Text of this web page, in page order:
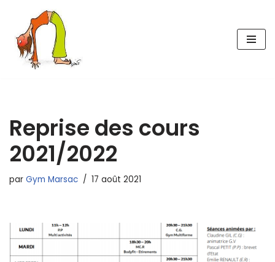
Aller
au
contenu
Reprise des cours
2021/2022
par Gym Marsac 17 août 2021